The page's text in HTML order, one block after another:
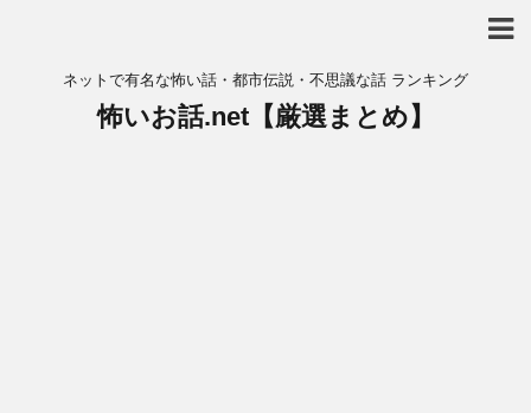
ネットで有名な怖い話・都市伝説・不思議な話 ランキング
怖いお話.net【厳選まとめ】